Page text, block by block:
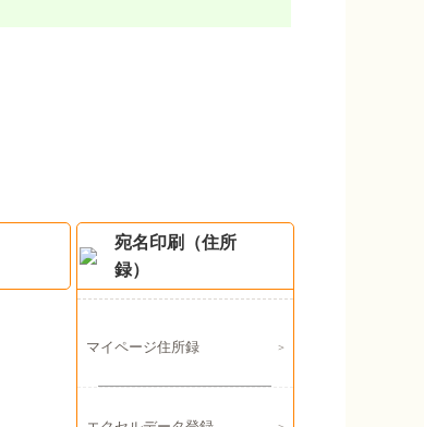
宛名印刷（住所
録）
マイページ住所録